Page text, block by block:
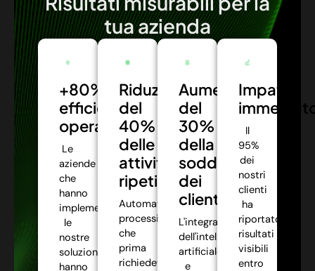
tua azienda
+80%
efficienza
operativa:
Le
aziende
che
hanno
implementato
le
nostre
soluzioni
hanno
Riduzione
del
40%
delle
attività
ripetitive:
Automatizziamo
processi
che
prima
richiedevano
Aumento
del
30%
della
soddisfazione
dei
clienti:
L'integrazione
dell'intelligenza
artificiale
e
Impatto
Il
95%
dei
nostri
clienti
ha
riportato
risultati
visibili
entro